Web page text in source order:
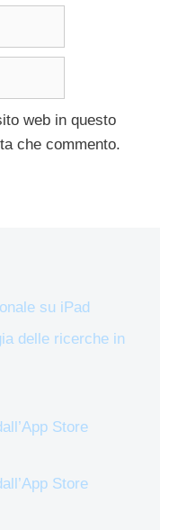
web in questo
che commento.
su iPad
delle ricerche in
Store
Store